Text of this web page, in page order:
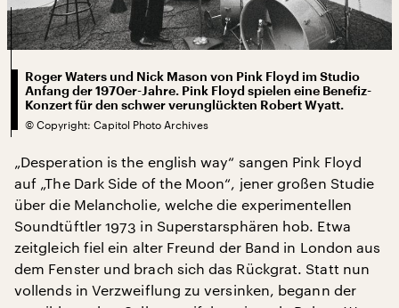
Roger Waters und Nick Mason von Pink Floyd im Studio
Anfang der 1970er-Jahre. Pink Floyd spielen eine Benefiz-
Konzert für den schwer verunglückten Robert Wyatt.
© Copyright: Capitol Photo Archives
„Desperation is the english way“ sangen Pink Floyd
auf „The Dark Side of the Moon“, jener großen Studie
über die Melancholie, welche die experimentellen
Soundtüftler 1973 in Superstarsphären hob. Etwa
zeitgleich fiel ein alter Freund der Band in London aus
dem Fenster und brach sich das Rückgrat. Statt nun
vollends in Verzweiflung zu versinken, begann der